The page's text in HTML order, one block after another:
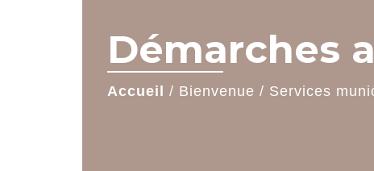
Démarches
Accueil / Bienvenue / Services